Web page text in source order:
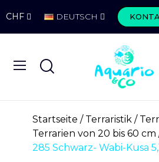
CHF DEUTSCH
Startseite Terraristik
Terrarien von 20 bis 60 cm
285 Schwarz- Wabi-Kusa